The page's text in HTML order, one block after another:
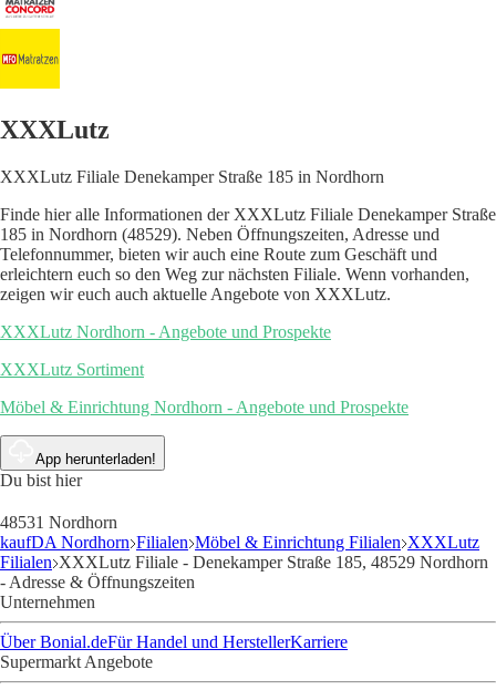
XXXLutz
XXXLutz Filiale Denekamper Straße 185 in Nordhorn
Finde hier alle Informationen der XXXLutz Filiale Denekamper Straße
185 in Nordhorn (48529). Neben Öffnungszeiten, Adresse und
Telefonnummer, bieten wir auch eine Route zum Geschäft und
erleichtern euch so den Weg zur nächsten Filiale. Wenn vorhanden,
zeigen wir euch auch aktuelle Angebote von XXXLutz.
XXXLutz Nordhorn - Angebote und Prospekte
XXXLutz Sortiment
Möbel & Einrichtung Nordhorn - Angebote und Prospekte
App herunterladen!
Du bist hier
48531 Nordhorn
kaufDA Nordhorn Filialen Möbel & Einrichtung Filialen XXXLutz
Filialen XXXLutz Filiale - Denekamper Straße 185, 48529 Nordhorn
- Adresse & Öffnungszeiten
Unternehmen
Über Bonial.deFür Handel und HerstellerKarriere
Supermarkt Angebote